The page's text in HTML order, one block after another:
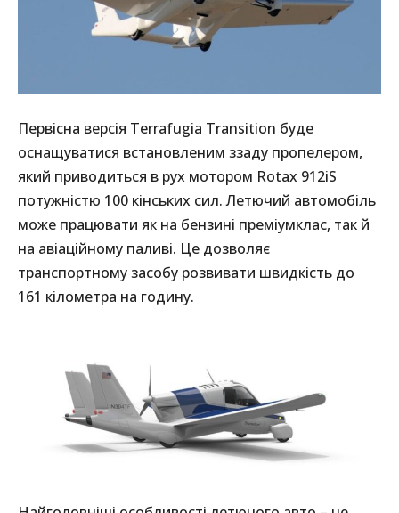
Первісна версія Terrafugia Transition буде
оснащуватися встановленим ззаду пропелером,
який приводиться в рух мотором Rotax 912iS
потужністю 100 кінських сил. Летючий автомобіль
може працювати як на бензині преміумклас, так й
на авіаційному паливі. Це дозволяє
транспортному засобу розвивати швидкість до
161 кілометра на годину.